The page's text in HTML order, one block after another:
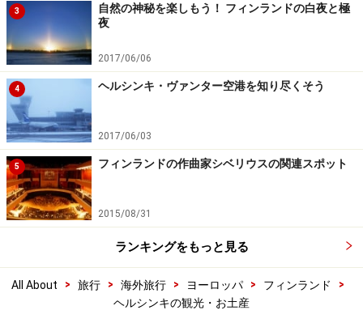
3
自然の神秘を楽しもう！ フィンランドの白夜と極
夜
2017/06/06
4 ヘルシンキ・ヴァンター空港を知り尽くそう
2017/06/03
5 フィンランドの作曲家シベリウスの関連スポット
2015/08/31
ランキングをもっと見る
All About > 旅行 > 海外旅行 > ヨーロッパ > フィンランド
>
ヘルシンキの観光・お土産